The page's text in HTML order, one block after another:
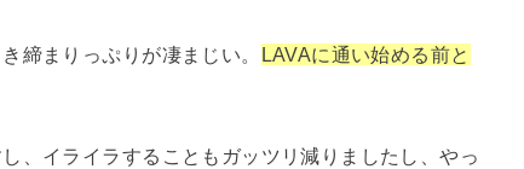
締まりっぷりが凄まじい。 LAVAに通い始める前と
、イライラすることもガッツリ減りましたし、やっ